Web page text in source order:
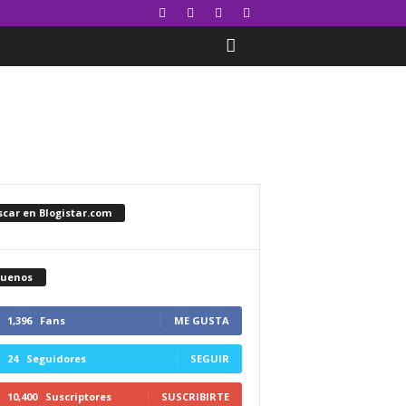
en Blogistar.com
1,396 Fans ME GUSTA
24 Seguidores SEGUIR
10,400 Suscriptores SUSCRIBIRTE